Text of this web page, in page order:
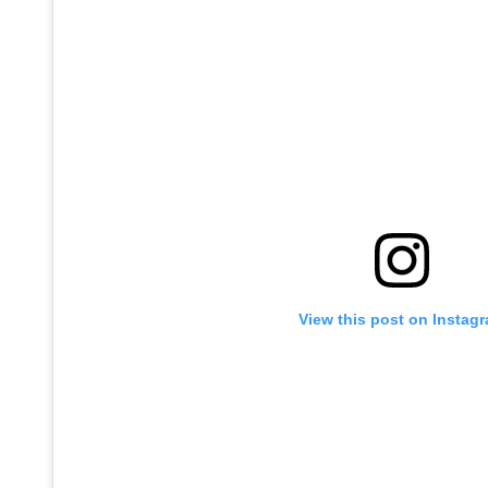
View this post on